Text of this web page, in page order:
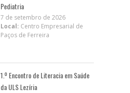
Pediatria
7 de setembro de 2026
Local: Centro Empresarial de
Paços de Ferreira
1.º Encontro de Literacia em Saúde
da ULS Lezíria